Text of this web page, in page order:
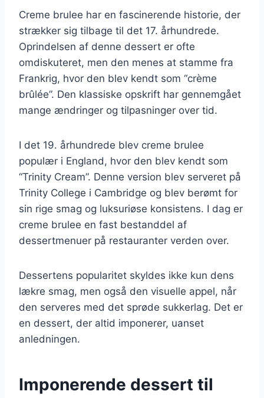
Creme brulee har en fascinerende historie, der
strækker sig tilbage til det 17. århundrede.
Oprindelsen af denne dessert er ofte
omdiskuteret, men den menes at stamme fra
Frankrig, hvor den blev kendt som “crème
brûlée”. Den klassiske opskrift har gennemgået
mange ændringer og tilpasninger over tid.
I det 19. århundrede blev creme brulee
populær i England, hvor den blev kendt som
“Trinity Cream”. Denne version blev serveret på
Trinity College i Cambridge og blev berømt for
sin rige smag og luksuriøse konsistens. I dag er
creme brulee en fast bestanddel af
dessertmenuer på restauranter verden over.
Dessertens popularitet skyldes ikke kun dens
lækre smag, men også den visuelle appel, når
den serveres med det sprøde sukkerlag. Det er
en dessert, der altid imponerer, uanset
anledningen.
Imponerende dessert til